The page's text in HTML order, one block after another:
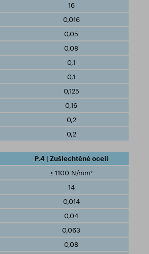
16
0,016
0,05
0,08
0,1
0,1
0,125
0,16
0,2
0,2
P.4 | Zušlechtěné oceli
≤ 1100 N/mm²
14
0,014
0,04
0,063
0,08